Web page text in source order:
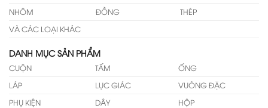
NHÔM
ĐỒNG
THÉP
VÀ CÁC LOẠI KHÁC
DANH MỤC SẢN PHẨM
CUỘN TẤM
ỐNG
LÁP
LỤC GIÁC
VUÔNG ĐẶC
PHỤ KIỆN
DÂY
HỘP